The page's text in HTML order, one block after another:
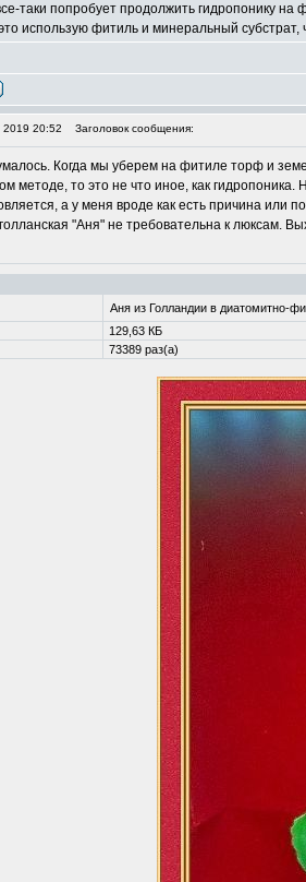
таки попробует продолжить гидропонику
использую фитиль и минеральный субстрат,
20:52 Заголовок сообщения:
Когда мы уберем на фитиле торф и
методе, то это не что иное, как
а у меня вроде как есть причина или
"Аня" не требовательна к люксам.
Аня из Голландии в диатомитно-
129,63 КБ
73389 раз(а)